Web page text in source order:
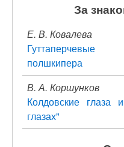
За
Е. В. Ковалева
полшкипера
В. А. Коршунков
Колдовские глаза
глазах"